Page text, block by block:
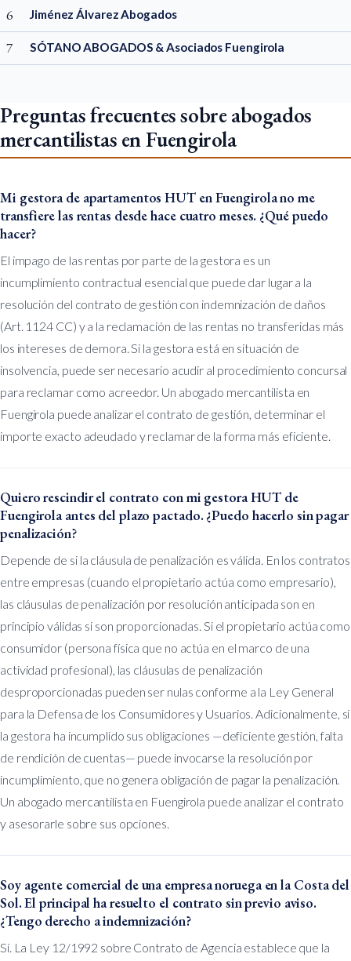
6 Jiménez Álvarez Abogados
7 SÓTANO ABOGADOS & Asociados Fuengirola
Preguntas frecuentes sobre abogados
mercantilistas en Fuengirola
Mi gestora de apartamentos HUT en Fuengirola no me
transfiere las rentas desde hace cuatro meses. ¿Qué puedo
hacer?
El impago de las rentas por parte de la gestora es un
incumplimiento contractual esencial que puede dar lugar a la
resolución del contrato de gestión con indemnización de daños
(Art. 1124 CC) y a la reclamación de las rentas no transferidas más
los intereses de demora. Si la gestora está en situación de
insolvencia, puede ser necesario acudir al procedimiento concursal
para reclamar como acreedor. Un abogado mercantilista en
Fuengirola puede analizar el contrato de gestión, determinar el
importe exacto adeudado y reclamar de la forma más eficiente.
Quiero rescindir el contrato con mi gestora HUT de
Fuengirola antes del plazo pactado. ¿Puedo hacerlo sin pagar
penalización?
Depende de si la cláusula de penalización es válida. En los contratos
entre empresas (cuando el propietario actúa como empresario),
las cláusulas de penalización por resolución anticipada son en
principio válidas si son proporcionadas. Si el propietario actúa como
consumidor (persona física que no actúa en el marco de una
actividad profesional), las cláusulas de penalización
desproporcionadas pueden ser nulas conforme a la Ley General
para la Defensa de los Consumidores y Usuarios. Adicionalmente, si
la gestora ha incumplido sus obligaciones —deficiente gestión, falta
de rendición de cuentas— puede invocarse la resolución por
incumplimiento, que no genera obligación de pagar la penalización.
Un abogado mercantilista en Fuengirola puede analizar el contrato
y asesorarle sobre sus opciones.
Soy agente comercial de una empresa noruega en la Costa del
Sol. El principal ha resuelto el contrato sin previo aviso.
¿Tengo derecho a indemnización?
Sí. La Ley 12/1992 sobre Contrato de Agencia establece que la